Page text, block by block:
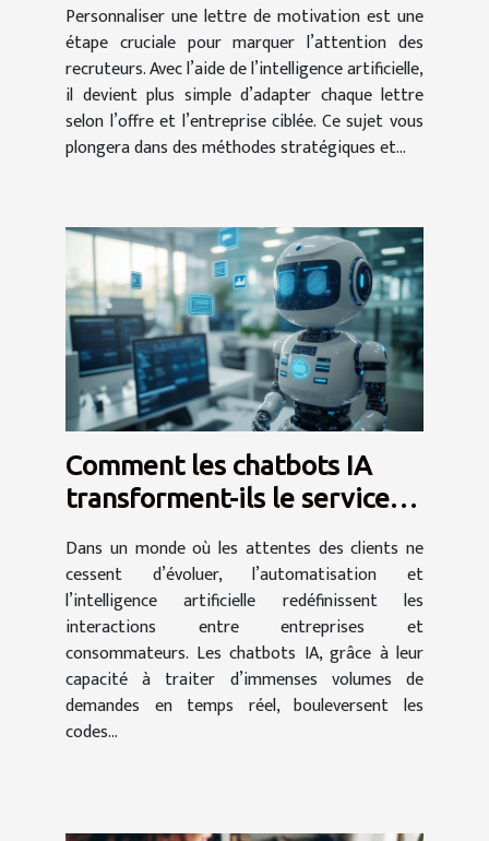
Personnaliser une lettre de motivation est une
étape cruciale pour marquer l’attention des
recruteurs. Avec l’aide de l’intelligence artificielle,
il devient plus simple d’adapter chaque lettre
selon l’offre et l’entreprise ciblée. Ce sujet vous
plongera dans des méthodes stratégiques et...
Comment les chatbots IA
transforment-ils le service
Dans un monde où les attentes des clients ne
cessent d’évoluer, l’automatisation et
l’intelligence artificielle redéfinissent les
interactions entre entreprises et
consommateurs. Les chatbots IA, grâce à leur
capacité à traiter d’immenses volumes de
demandes en temps réel, bouleversent les
codes...